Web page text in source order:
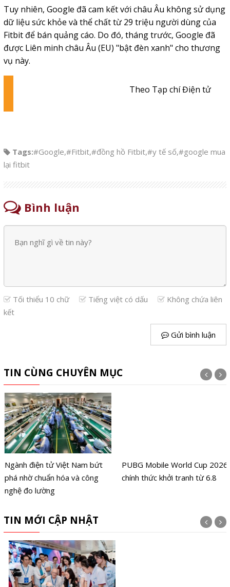
Tuy nhiên, Google đã cam kết với châu Âu không sử dụng
dữ liệu sức khỏe và thể chất từ 29 triệu người dùng của
Fitbit để bán quảng cáo. Do đó, tháng trước, Google đã
được Liên minh châu Âu (EU) "bật đèn xanh" cho thương
vụ này.
Theo Tạp chí Điện tử
Tags:#Google,#Fitbit,#đồng hồ Fitbit,#y tế số,#google mua
lại fitbit
Bình luận
Tối thiểu 10 chữ Tiếng việt có dấu
Không chứa liên
kết
Gửi bình luận
TIN CÙNG CHUYÊN MỤC
Ngành điện tử Việt Nam bứt
phá nhờ chuẩn hóa và công
nghệ đo lường
PUBG Mobile World Cup 2026
chính thức khởi tranh từ 6.8
TIN MỚI CẬP NHẬT